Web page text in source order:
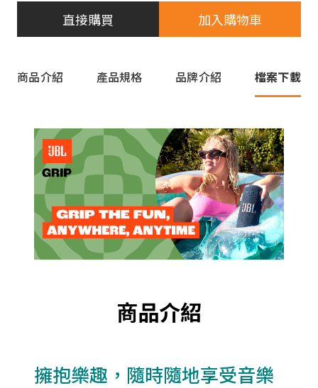
直接購買 加入購物車
商品介紹 產品規格 品牌介紹 檔案下載
商品介紹
擁抱樂趣，隨時隨地享受音樂